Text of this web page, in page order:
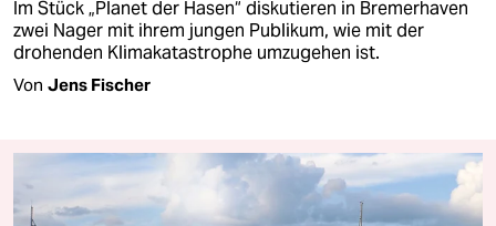
Im Stück „Planet der Hasen“ diskutieren in Bremerhaven
zwei Nager mit ihrem jungen Publikum, wie mit der
drohenden Klimakatastrophe umzugehen ist.
Von Jens Fischer